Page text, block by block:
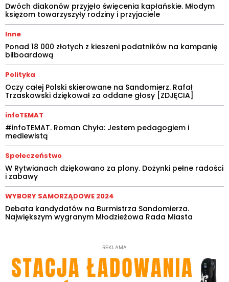
Dwóch diakonów przyjęło święcenia kapłańskie. Młodym
księżom towarzyszyły rodziny i przyjaciele
Inne
Ponad 18 000 złotych z kieszeni podatników na kampanię
bilboardową
Polityka
Oczy całej Polski skierowane na Sandomierz. Rafał
Trzaskowski dziękował za oddane głosy [ZDJĘCIA]
infoTEMAT
#infoTEMAT. Roman Chyła: Jestem pedagogiem i
mediewistą
Społeczeństwo
W Rytwianach dziękowano za plony. Dożynki pełne radości
i zabawy
WYBORY SAMORZĄDOWE 2024
Debata kandydatów na Burmistrza Sandomierza.
Największym wygranym Młodzieżowa Rada Miasta
REKLAMA